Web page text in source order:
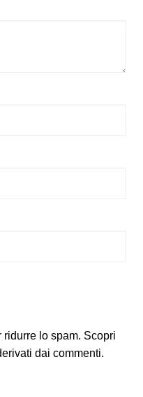
ridurre lo spam. Scopri
dai commenti.